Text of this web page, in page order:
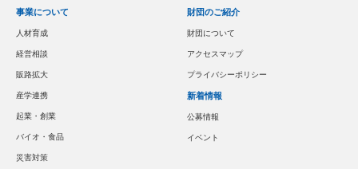
事業について
人材育成
経営相談
販路拡大
産学連携
起業・創業
バイオ・食品
災害対策
財団のご紹介
財団について
アクセスマップ
プライバシーポリシー
新着情報
公募情報
イベント